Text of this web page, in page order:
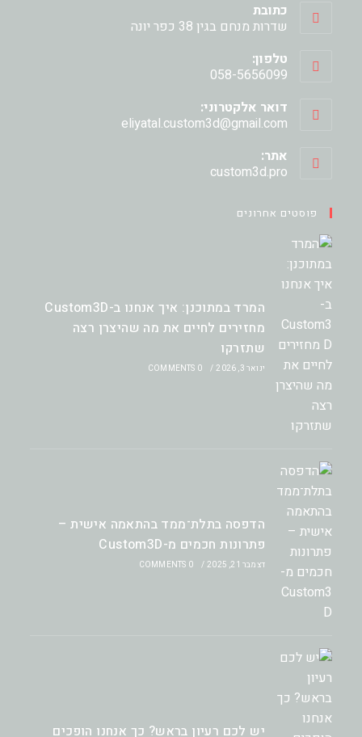
כתובת
שדרות מנחם בגין 38 כפר יונה
טלפון:
058-5656099
דואר אלקטרוני:
eliyatal.custom3d@gmail.com
אתר:
custom3d.pro
פוסטים אחרונים
המרד במתוכנן: איך אנחנו ב-Custom3D
מחזירים לחיים את מה שהיצרן רצה
שתזרקו
ינואר 3, 2026 /
0 COMMENTS
הדפסה בתלת־ממד בהתאמה אישית –
פתרונות חכמים מ-Custom3D
דצמבר 21, 2025 /
0 COMMENTS
יש לכם רעיון בראש? כך אנחנו הופכים